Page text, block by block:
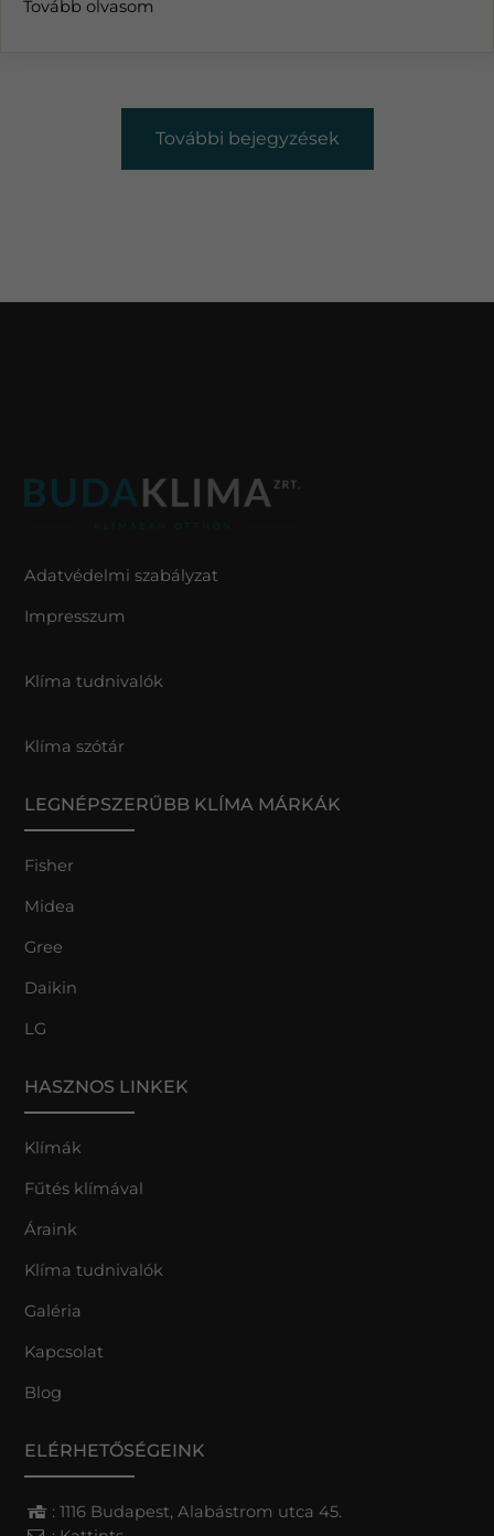
Tovább olvasom
További bejegyzések
Adatvédelmi szabályzat
Impresszum
Klíma tudnivalók
Klíma szótár
LEGNÉPSZERŰBB KLÍMA MÁRKÁK
Fisher
Midea
Gree
Daikin
LG
HASZNOS LINKEK
Klímák
Fűtés klímával
Áraink
Klíma tudnivalók
Galéria
Kapcsolat
Blog
ELÉRHETŐSÉGEINK
: 1116 Budapest, Alabástrom utca 45.